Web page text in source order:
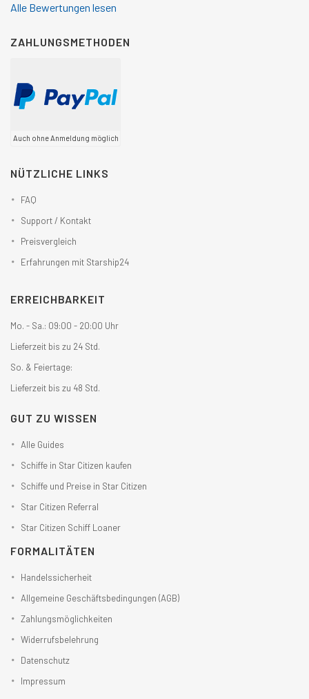
Alle Bewertungen lesen
ZAHLUNGSMETHODEN
Auch ohne Anmeldung möglich
NÜTZLICHE LINKS
FAQ
Support / Kontakt
Preisvergleich
Erfahrungen mit Starship24
ERREICHBARKEIT
Mo. - Sa.: 09:00 - 20:00 Uhr
Lieferzeit bis zu 24 Std.
So. & Feiertage:
Lieferzeit bis zu 48 Std.
GUT ZU WISSEN
Alle Guides
Schiffe in Star Citizen kaufen
Schiffe und Preise in Star Citizen
Star Citizen Referral
Star Citizen Schiff Loaner
FORMALITÄTEN
Handelssicherheit
Allgemeine Geschäftsbedingungen (AGB)
Zahlungsmöglichkeiten
Widerrufsbelehrung
Datenschutz
Impressum